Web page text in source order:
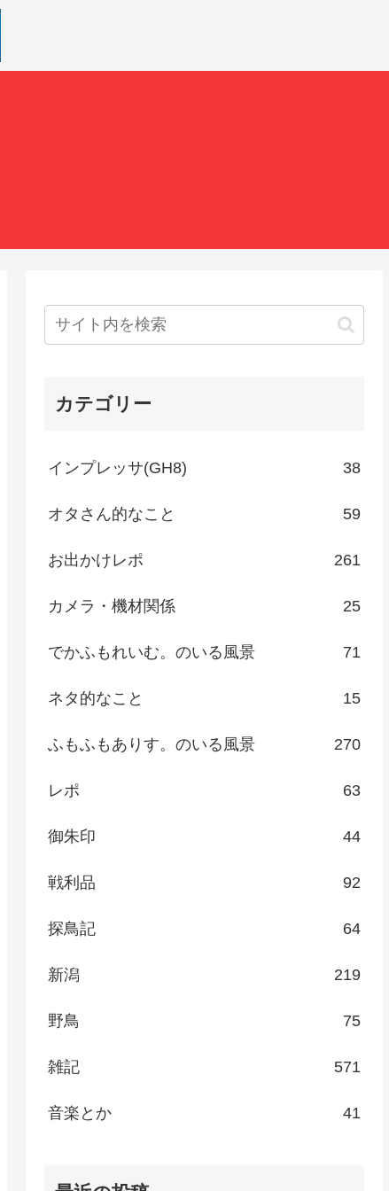
カテゴリー
インプレッサ(GH8) 38
オタさん的なこと 59
お出かけレポ 261
カメラ・機材関係 25
でかふもれいむ。のいる風景 71
ネタ的なこと 15
ふもふもありす。のいる風景 270
レポ 63
御朱印 44
戦利品 92
探鳥記 64
新潟 219
野鳥 75
雑記 571
音楽とか 41